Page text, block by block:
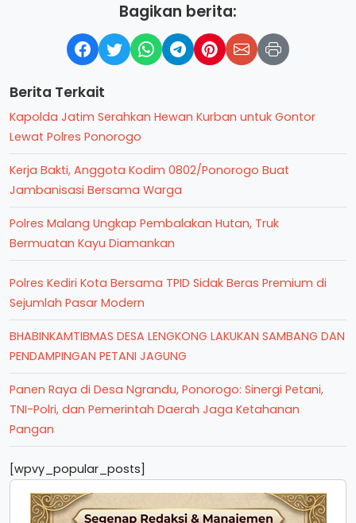
Bagikan berita:
Berita Terkait
Kapolda Jatim Serahkan Hewan Kurban untuk Gontor
Lewat Polres Ponorogo
Kerja Bakti, Anggota Kodim 0802/Ponorogo Buat
Jambanisasi Bersama Warga
Polres Malang Ungkap Pembalakan Hutan, Truk
Bermuatan Kayu Diamankan
Polres Kediri Kota Bersama TPID Sidak Beras Premium di
Sejumlah Pasar Modern
BHABINKAMTIBMAS DESA LENGKONG LAKUKAN SAMBANG DAN
PENDAMPINGAN PETANI JAGUNG
Panen Raya di Desa Ngrandu, Ponorogo: Sinergi Petani,
TNI-Polri, dan Pemerintah Daerah Jaga Ketahanan
Pangan
[wpvy_popular_posts]